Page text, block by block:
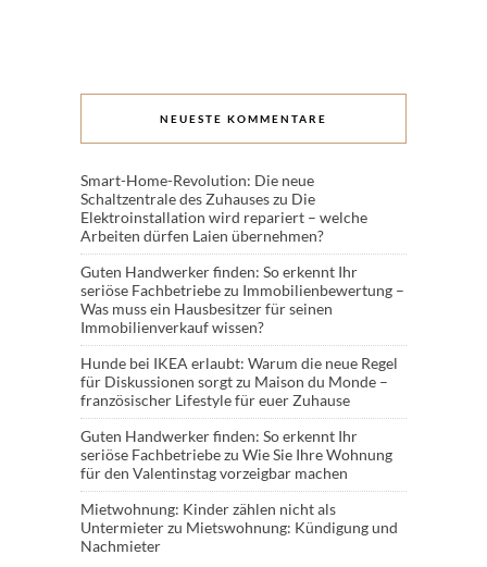
NEUESTE KOMMENTARE
Smart-Home-Revolution: Die neue
Schaltzentrale des Zuhauseszu Die
Elektroinstallation wird repariert – welche
Arbeiten dürfen Laien übernehmen?
Guten Handwerker finden: So erkennt Ihr
seriöse Fachbetriebezu Immobilienbewertung –
Was muss ein Hausbesitzer für seinen
Immobilienverkauf wissen?
Hunde bei IKEA erlaubt: Warum die neue Regel
für Diskussionen sorgtzu Maison du Monde –
französischer Lifestyle für euer Zuhause
Guten Handwerker finden: So erkennt Ihr
seriöse Fachbetriebezu Wie Sie Ihre Wohnung
für den Valentinstag vorzeigbar machen
Mietwohnung: Kinder zählen nicht als
Untermieterzu Mietswohnung: Kündigung und
Nachmieter